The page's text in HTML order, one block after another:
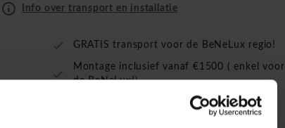
Info over transport en installatie
GRATIS transport voor de BeNeLux regio!
Montage inclusief vanaf €1500 ( enkel voor
de BeNeLux!)